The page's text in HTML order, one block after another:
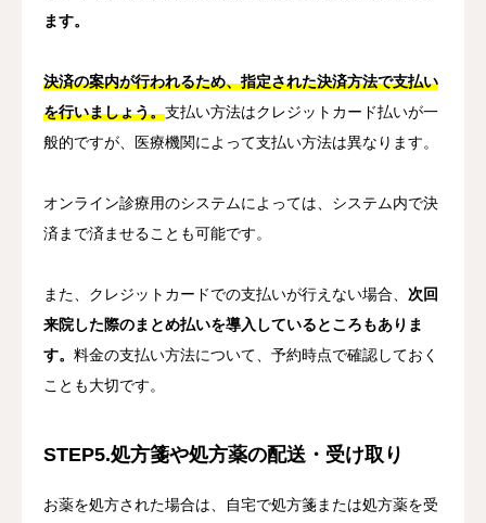
ます。
決済の案内が行われるため、指定された決済方法で支払い
を行いましょう。支払い方法はクレジットカード払いが一
般的ですが、医療機関によって支払い方法は異なります。
オンライン診療用のシステムによっては、システム内で決
済まで済ませることも可能です。
また、クレジットカードでの支払いが行えない場合、 次回
来院した際のまとめ払いを導入しているところもありま
す。 料金の支払い方法について、予約時点で確認しておく
ことも大切です。
STEP5.処方箋や処方薬の配送・受け取り
お薬を処方された場合は、自宅で処方箋または処方薬を受